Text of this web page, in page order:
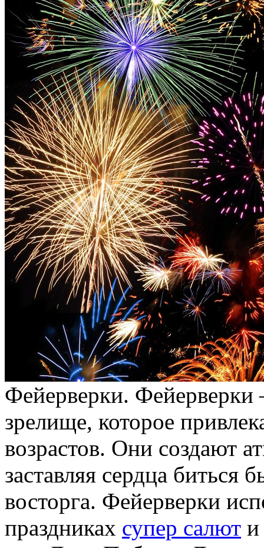
Фeйeрвeрки. Фeйeрвeрки
зрелище, которое
возрастов. Они создают
заставляя сердца биться
восторга. Фейерверки
праздниках супер салют и